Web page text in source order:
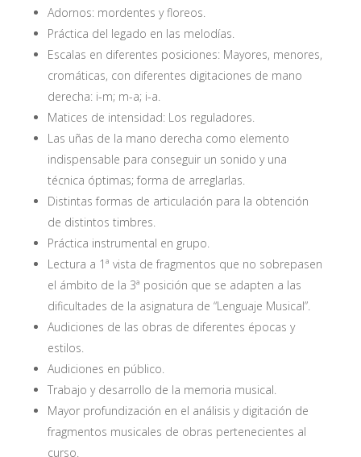
Adornos: mordentes y floreos.
Práctica del legado en las melodías.
Escalas en diferentes posiciones: Mayores, menores,
cromáticas, con diferentes digitaciones de mano
derecha: i-m; m-a; i-a.
Matices de intensidad: Los reguladores.
Las uñas de la mano derecha como elemento
indispensable para conseguir un sonido y una
técnica óptimas; forma de arreglarlas.
Distintas formas de articulación para la obtención
de distintos timbres.
Práctica instrumental en grupo.
Lectura a 1ª vista de fragmentos que no sobrepasen
el ámbito de la 3ª posición que se adapten a las
dificultades de la asignatura de “Lenguaje Musical”.
Audiciones de las obras de diferentes épocas y
estilos.
Audiciones en público.
Trabajo y desarrollo de la memoria musical.
Mayor profundización en el análisis y digitación de
fragmentos musicales de obras pertenecientes al
curso.